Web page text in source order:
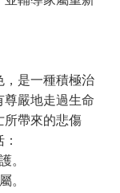
，是一種積極治
尊嚴地走過生命
所帶來的悲傷
。
。